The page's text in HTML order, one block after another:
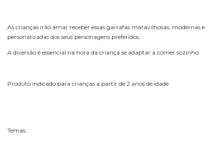
As crianças irão amar receber essas garrafas maravilhosas, modernas e
personalizadas dos seus personagens preferidos.
A diversão é essencial na hora da criança se adaptar a comer sozinho.
Produto indicado para crianças a partir de 2 anos de idade.
Temas: